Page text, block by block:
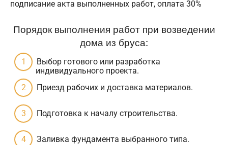
подписание акта выполненных работ, оплата 30%
Порядок выполнения работ при возведении
дома из бруса:
Выбор готового или разработка
индивидуального проекта.
Приезд рабочих и доставка материалов.
Подготовка к началу строительства.
Заливка фундамента выбранного типа.